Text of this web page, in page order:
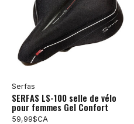
Serfas
SERFAS LS-100 selle de vélo
pour femmes Gel Confort
59,99$CA